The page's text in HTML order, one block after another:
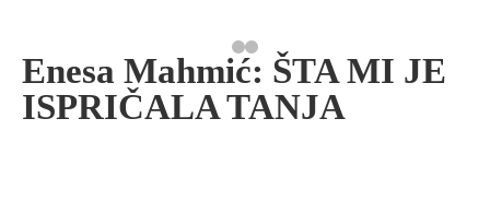
Enesa Mahmić: ŠTA MI JE
ISPRIČALA TANJA